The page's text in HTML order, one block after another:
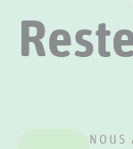
NOUS